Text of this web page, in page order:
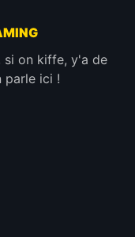
si on kiffe, y'a de
parle ici !